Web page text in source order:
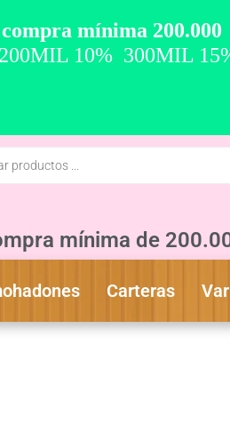
mínima de
Carteras
compra mínima 200.000
10% 300MIL